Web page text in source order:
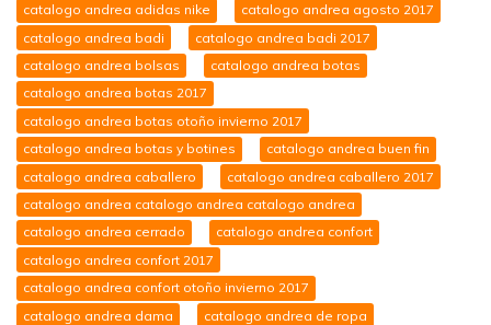
catalogo andrea adidas nike
catalogo andrea agosto 2017
catalogo andrea badi
catalogo andrea badi 2017
catalogo andrea bolsas
catalogo andrea botas
catalogo andrea botas 2017
catalogo andrea botas otoño invierno 2017
catalogo andrea botas y botines
catalogo andrea buen fin
catalogo andrea caballero
catalogo andrea caballero 2017
catalogo andrea catalogo andrea catalogo andrea
catalogo andrea cerrado
catalogo andrea confort
catalogo andrea confort 2017
catalogo andrea confort otoño invierno 2017
catalogo andrea dama
catalogo andrea de ropa